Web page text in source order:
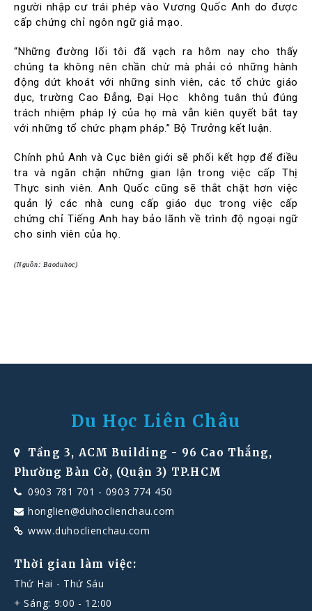
người nhập cư trái phép vào Vương Quốc Anh do được
cấp chứng chỉ ngôn ngữ giả mạo.
“Những đường lối tôi đã vạch ra hôm nay cho thấy
chúng ta không nên chần chừ mà phải có những hành
động dứt khoát với những sinh viên, các tổ chức giáo
dục, trường Cao Đẳng, Đại Học không tuân thủ đúng
trách nhiệm pháp lý của họ mà vẫn kiên quyết bắt tay
với những tổ chức phạm pháp.” Bộ Trưởng kết luận.
Chính phủ Anh và Cục biên giới sẽ phối kết hợp để điều
tra và ngăn chặn những gian lận trong việc cấp Thị
Thực sinh viên. Anh Quốc cũng sẽ thắt chặt hơn việc
quản lý các nhà cung cấp giáo dục trong việc cấp
chứng chỉ Tiếng Anh hay bảo lãnh về trình độ ngoại ngữ
cho sinh viên của họ.
(Nguồn: Baoduhoc)
Du Học Liên Châu
Tầng 3, ACM Building - 96 Cao Thắng,
Phường Bàn Cờ, (Quận 3) TP.HCM
0903 781 701 - 0903 774 450
honglien@duhoclienchau.com
www.duhoclienchau.com
Thời gian làm việc:
Thứ Hai - Thứ Sáu
+ Sáng: 9:00 - 12:00